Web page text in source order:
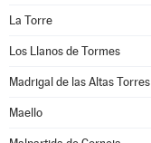
La Torre
Los Llanos de Tormes
Madrigal de las Altas Torres
Maello